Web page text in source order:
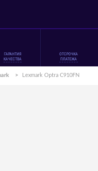
ГАРАНТИЯ
КАЧЕСТВА
ОТСРОЧКА
ПЛАТЕЖА
> Lexmark Optra C910FN